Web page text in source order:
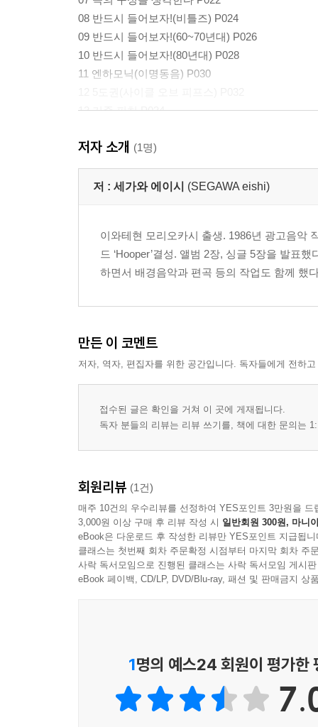
08 반드시 들어보자!(비틀즈) P024
09 반드시 들어보자!(60~70년대) P026
10 반드시 들어보자!(80년대) P028
11 엔하모닉(이명동음) P030
13 기준 피치 P034
15 음률 P038
16 로우 인터벌 리미트 P040
17 음학의 시간 500+400=100, 1+1=0 P042
20 악보를 쓰는 방법 P048
21 코드 네임을 쓰는 방법 P050
22 코다는 무엇인가? P052
24 리듬으로 베리에이션을 준다 P058
25 장식기호를 사용하는 방법 P060
26 보컬 키를 정하는 방법 P062
27 악기의 특성을 파악한다 P064
28 멜로디를 울리게 하는 방법(코드 노트) P066
31 멜로디를 울리게 하는 방법(기음&자수음) P072
33 모드 연습(믹솔리디안①) P076
34 모드 연습(믹솔리디안②) P078
35 펜타토닉 P080
36 록은 마이너 펜타토닉으로 P082
39 도미넌트 세븐스의 특성 P090
41 9th부터 시작하자 P094
저자 소개 (1명)
저 : 세가와 에이시 (SEGAWA eishi)
이와테현 모리오카시 출생. 1986년 광고음악
드 ‘Hooper’결성. 앨범 2장, 싱글 5장을 발표
하면서 배경음악과 편곡 등의 작업도 함께 했
만든 이 코멘트
저자, 역자, 편집자를 위한 공간입니다. 독자들에게 전하
접수된 글은 확인을 거쳐 이 곳에 게재됩니다.
독자 분들의 리뷰는 리뷰 쓰기를, 책에 대한 문의는
회원리뷰 (1건)
매주 10건의 우수리뷰를 선정하여 YES포인트 3만원을 드
3,000원 이상 구매 후 리뷰 작성 시 일반회원 300원, 마니
eBook은 다운로드 후 작성한 리뷰만 YES포인트 지급됩니
클래스는 첫번째 회차 주문확정 시점부터 마지막 회차 주
사락 독서모임으로 진행된 클래스는 사락 독서모임 게시
eBook 페이백, CD/LP, DVD/Blu-ray, 패션 및 판매금지 상
1명의 예스24 회원이 평가한